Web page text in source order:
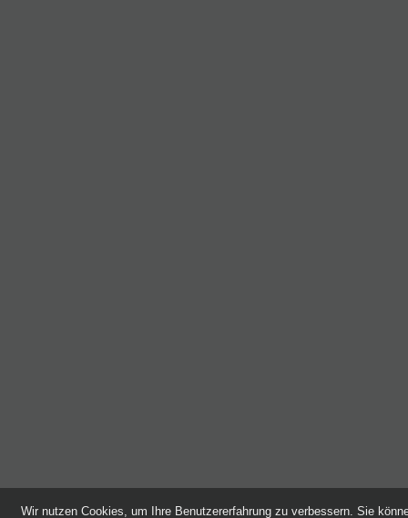
Wir nutzen Cookies, um Ihre Benutzererfahrung zu verbessern. Sie